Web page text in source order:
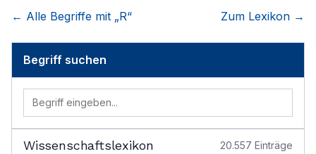
← Alle Begriffe mit „R“ Zum Lexikon →
Begriff suchen
Wissenschaftslexikon 20.557 Einträge